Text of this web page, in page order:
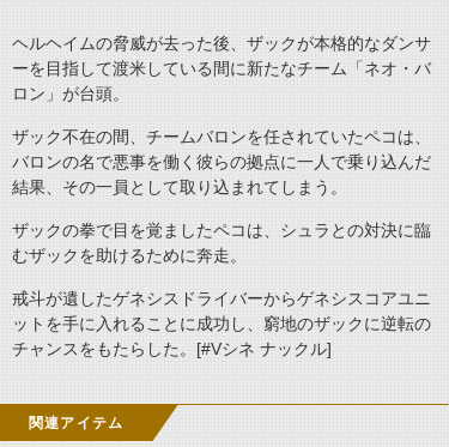
ヘルヘイムの脅威が去った後、ザックが本格的なダンサ
ーを目指して渡米している間に新たなチーム「ネオ・バ
ロン」が台頭。
ザック不在の間、チームバロンを任されていたペコは、
バロンの名で悪事を働く彼らの拠点に一人で乗り込んだ
結果、その一員として取り込まれてしまう。
ザックの拳で目を覚ましたペコは、シュラとの対決に臨
むザックを助けるために奔走。
戒斗が遺したゲネシスドライバーからゲネシスコアユニ
ットを手に入れることに成功し、窮地のザックに逆転の
チャンスをもたらした。[#Vシネ ナックル]
関連アイテム